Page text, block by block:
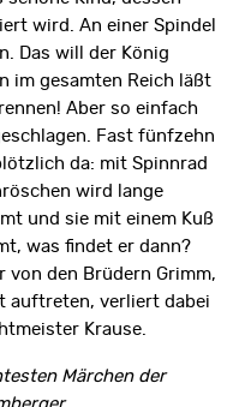
wird. An einer Spindel
Das will der König
im gesamten Reich läßt
Aber so einfach
Fast fünfzehn
da: mit Spinnrad
wird lange
und sie mit einem Kuß
was findet er dann?
von den Brüdern Grimm,
auftreten, verliert dabei
Krause.
Märchen der